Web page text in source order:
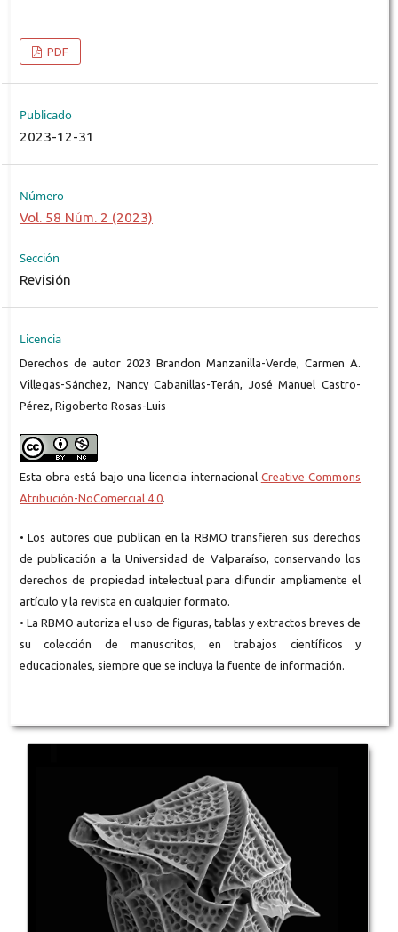
PDF
Publicado
2023-12-31
Número
Vol. 58 Núm. 2 (2023)
Sección
Revisión
Licencia
Derechos de autor 2023 Brandon Manzanilla-Verde, Carmen A.
Villegas-Sánchez, Nancy Cabanillas-Terán, José Manuel Castro-
Pérez, Rigoberto Rosas-Luis
Esta obra está bajo una licencia internacional Creative Commons
Atribución-NoComercial 4.0.
• Los autores que publican en la RBMO transfieren sus derechos
de publicación a la Universidad de Valparaíso, conservando los
derechos de propiedad intelectual para difundir ampliamente el
artículo y la revista en cualquier formato.
• La RBMO autoriza el uso de figuras, tablas y extractos breves de
su colección de manuscritos, en trabajos científicos y
educacionales, siempre que se incluya la fuente de información.